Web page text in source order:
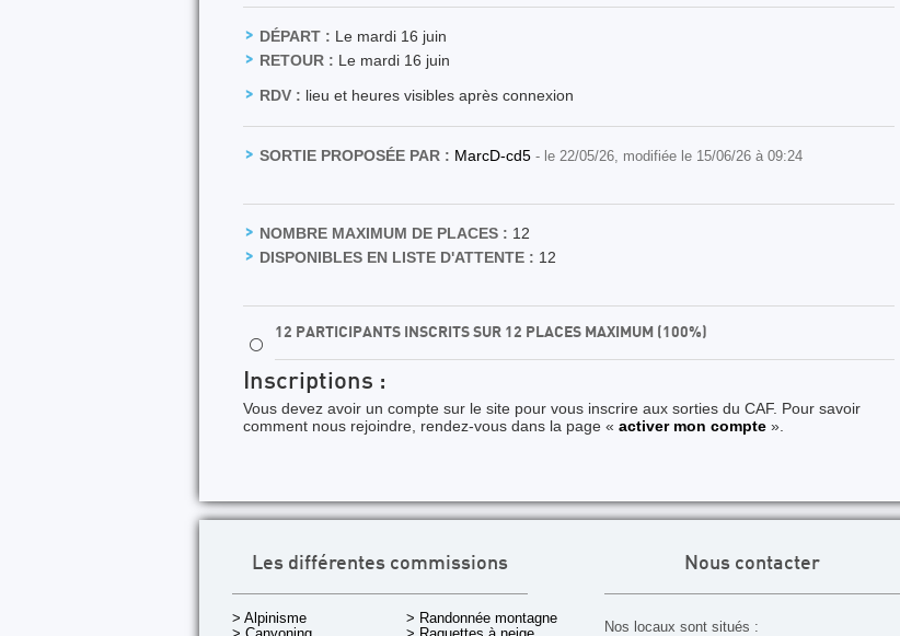
DÉPART : Le mardi 16 juin
RETOUR : Le mardi 16 juin
RDV : lieu et heures visibles après connexion
SORTIE PROPOSÉE PAR : MarcD-cd5 - le 22/05/26, modifiée le 15/06/26 à 09:24
NOMBRE MAXIMUM DE PLACES : 12
DISPONIBLES EN LISTE D'ATTENTE : 12
⚪
12 PARTICIPANTS INSCRITS SUR 12 PLACES MAXIMUM (100%)
Inscriptions :
Vous devez avoir un compte sur le site pour vous inscrire aux sorties du CAF. Pour savoir
comment nous rejoindre, rendez-vous dans la page « activer mon compte ».
Les différentes commissions
> Alpinisme
> Randonnée montagne
Nous contacter
Nos locaux sont situés :